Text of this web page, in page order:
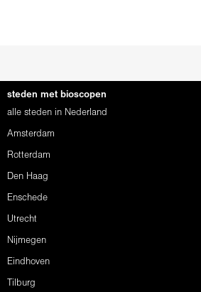
steden met bioscopen
alle steden in Nederland
Amsterdam
Rotterdam
Den Haag
Enschede
Utrecht
Nijmegen
Eindhoven
Tilburg